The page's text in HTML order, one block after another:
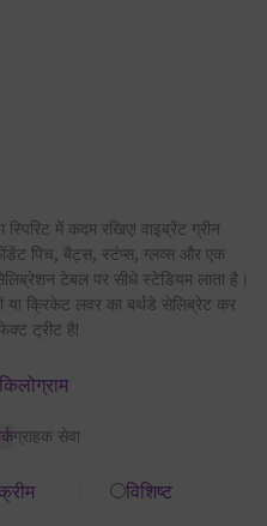
पिच, बैट्स, स्टंप्स, ग्लव्स और एक
टेबल पर सीधे स्टेडियम लाता है।
क्रिकेट लवर का बर्थडे सेलिब्रेट कर
ट्रीट है!
संपर्कग्राहक सेवा